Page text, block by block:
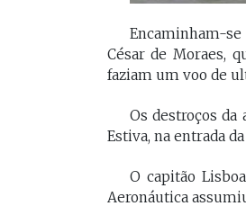
Encaminham-
César de Moraes,
faziam um voo de
Os destroços
Estiva, na entrada
O capitão
Aeronáutica
Procon/MA e atuou como
secretários da Segep,
Secma, Segov e Seduc. É
vice-governador do
Maranhão desde 2023.